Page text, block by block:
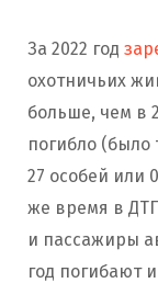
За 2022 год
охотничьих
больше, чем в
погибло
27 особей или
же время в
и пассажиры
год погибают